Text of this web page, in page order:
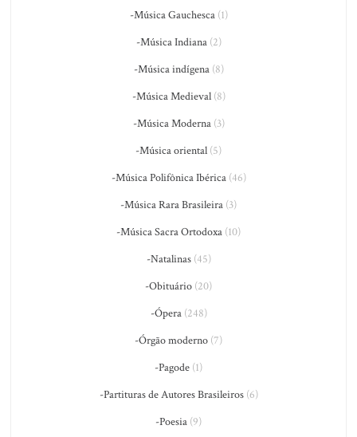
-Música Gauchesca(1)
-Música Indiana(2)
-Música indígena(8)
-Música Medieval(8)
-Música Moderna(3)
-Música oriental (5)
-Música Polifônica Ibérica(46)
-Música Rara Brasileira (3)
-Música Sacra Ortodoxa (10)
-Natalinas(45)
-Obituário (20)
-Ópera(248)
-Órgão moderno (7)
-Pagode (1)
-Partituras de Autores Brasileiros(6)
-Poesia (9)